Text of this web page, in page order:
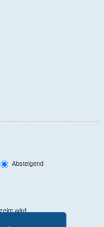
Absteigend
wird.